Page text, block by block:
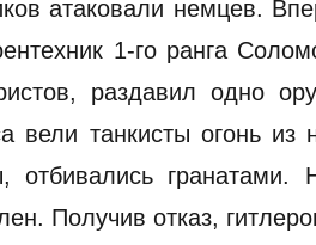
атаковали немцев.
1-го ранга
раздавил одно
вели танкисты огонь из
отбивались
Получив отказ,